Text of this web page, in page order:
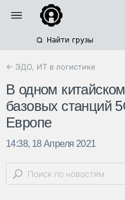
Найти грузы
← ЭДО, ИТ в логистике
В одном
базовых станций
Европе
14:38, 18 Апреля 2021